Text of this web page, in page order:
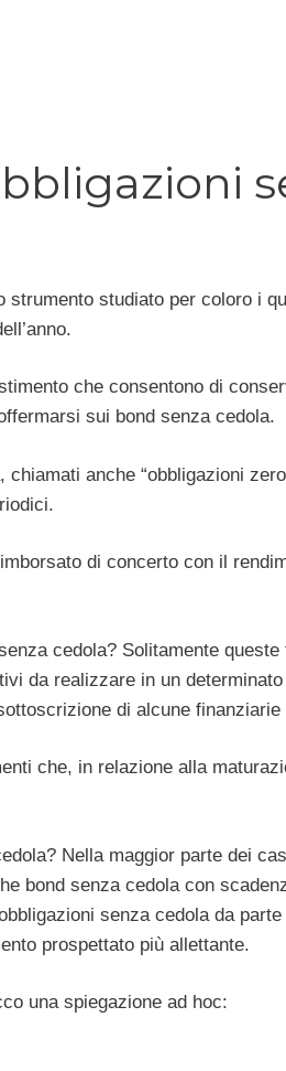
strumento studiato per coloro i
che consentono di
sui bond senza cedola.
anche “obbligazioni
di concerto con il
cedola? Solitamente
da realizzare in un
di alcune
che, in relazione alla
Nella maggior parte dei
bond senza cedola con
senza cedola da
prospettato più allettante.
una spiegazione ad hoc: